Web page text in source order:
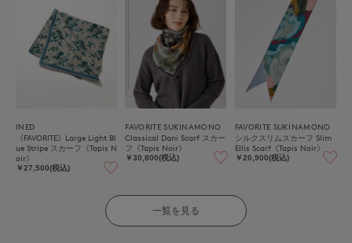
INED
《FAVORITE》Large Light Bl
ue Stripe スカーフ《Tapis N
oir》
￥27,500(税込)
FAVORITE SUKINAMONO
Classical Dani Scarf スカー
フ《Tapis Noir》
￥30,800(税込)
FAVORITE SUKINAMONO
シルクスリムスカーフ Slim
Ellis Scarf《Tapis Noir》
￥20,900(税込)
一覧を見る